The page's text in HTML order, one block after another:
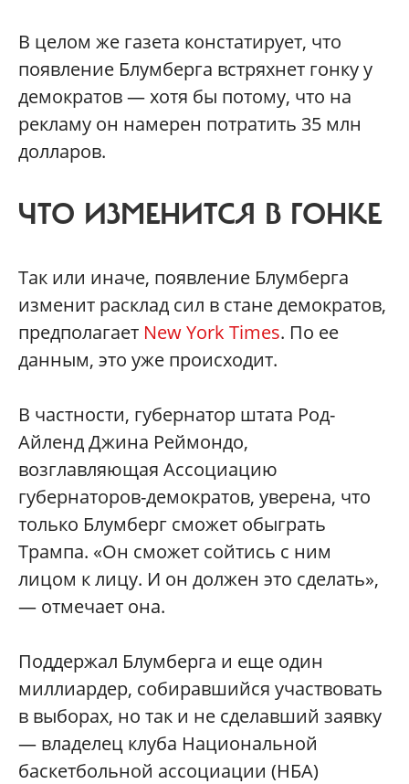
В целом же газета констатирует, что
появление Блумберга встряхнет гонку у
демократов — хотя бы потому, что на
рекламу он намерен потратить 35 млн
долларов.
ЧТО ИЗМЕНИТСЯ В ГОНКЕ
Так или иначе, появление Блумберга
изменит расклад сил в стане демократов,
предполагает New York Times. По ее
данным, это уже происходит.
В частности, губернатор штата Род-
Айленд Джина Реймондо,
возглавляющая Ассоциацию
губернаторов-демократов, уверена, что
только Блумберг сможет обыграть
Трампа. «Он сможет сойтись с ним
лицом к лицу. И он должен это сделать»,
— отмечает она.
Поддержал Блумберга и еще один
миллиардер, собиравшийся участвовать
в выборах, но так и не сделавший заявку
— владелец клуба Национальной
баскетбольной ассоциации (НБА)